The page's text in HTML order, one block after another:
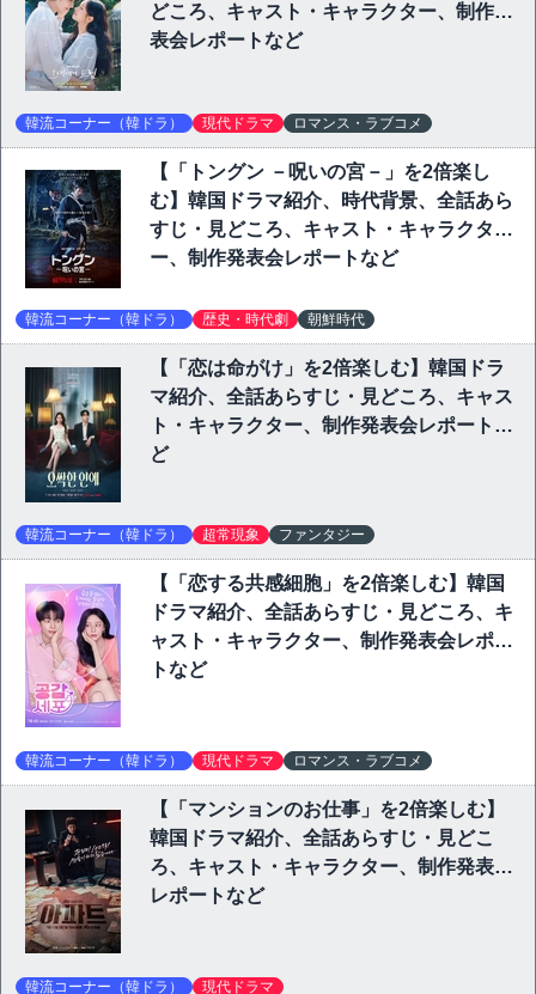
どころ、キャスト・キャラクター、制作発
表会レポートなど
韓流コーナー（韓ドラ） 現代ドラマ ロマンス・ラブコメ
【「トングン －呪いの宮－」を2倍楽し
む】韓国ドラマ紹介、時代背景、全話あら
すじ・見どころ、キャスト・キャラクタ
ー、制作発表会レポートなど
韓流コーナー（韓ドラ） 歴史・時代劇 朝鮮時代
【「恋は命がけ」を2倍楽しむ】韓国ドラ
マ紹介、全話あらすじ・見どころ、キャス
ト・キャラクター、制作発表会レポートな
ど
韓流コーナー（韓ドラ） 超常現象 ファンタジー
【「恋する共感細胞」を2倍楽しむ】韓国
ドラマ紹介、全話あらすじ・見どころ、キ
ャスト・キャラクター、制作発表会レポー
トなど
韓流コーナー（韓ドラ） 現代ドラマ ロマンス・ラブコメ
【「マンションのお仕事」を2倍楽しむ】
韓国ドラマ紹介、全話あらすじ・見どこ
ろ、キャスト・キャラクター、制作発表会
レポートなど
韓流コーナー（韓ドラ）
現代ドラマ